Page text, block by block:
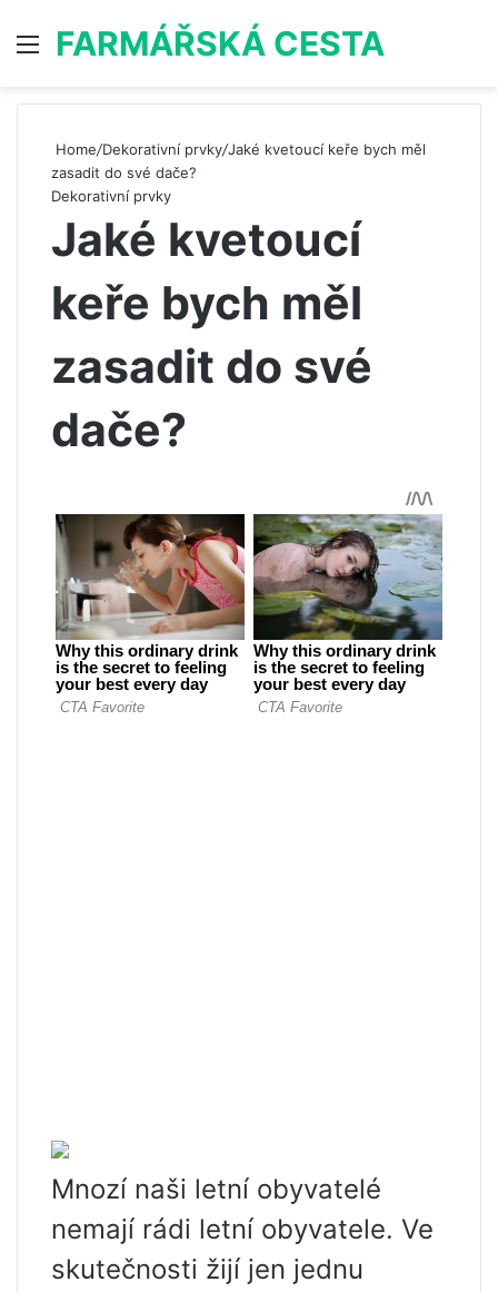
Menu
FARMÁŘSKÁ CESTA
Home/Dekorativní prvky/Jaké kvetoucí keře bych měl
zasadit do své dače?
Dekorativní prvky
Jaké kvetoucí
keře bych měl
zasadit do své
dače?
Mnozí naši letní obyvatelé
nemají rádi letní obyvatele. Ve
skutečnosti žijí jen jednu